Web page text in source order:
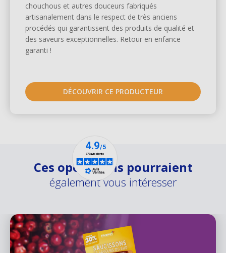
chouchous et autres douceurs fabriqués
artisanalement dans le respect de très anciens
procédés qui garantissent des produits de qualité et
des saveurs exceptionnelles. Retour en enfance
garanti !
DÉCOUVRIR CE PRODUCTEUR
Ces opérations pourraient
également vous intéresser